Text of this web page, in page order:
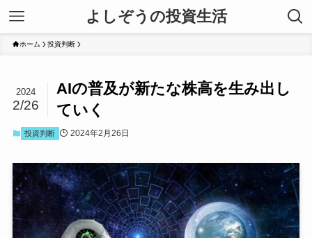
よしぞうの投資生活
ホーム 投資判断
AIの普及が新たな株高を生み出し
ていく
2024
2/26
投資判断 2024年2月26日